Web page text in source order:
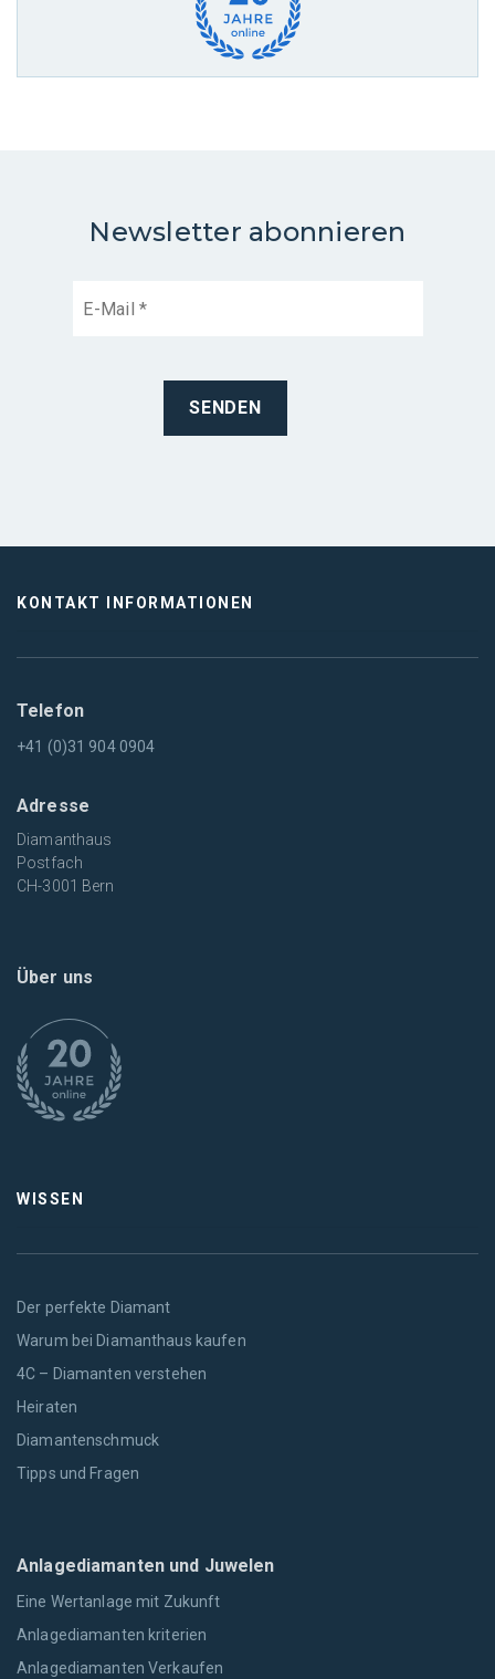
Newsletter abonnieren
KONTAKT INFORMATIONEN
Telefon
+41 (0)31 904 0904
Adresse
Diamanthaus
Postfach
CH-3001 Bern
Über uns
WISSEN
Der perfekte Diamant
Warum bei Diamanthaus kaufen
4C – Diamanten verstehen
Heiraten
Diamantenschmuck
Tipps und Fragen
Anlagediamanten und Juwelen
Eine Wertanlage mit Zukunft
Anlagediamanten kriterien
Anlagediamanten Verkaufen